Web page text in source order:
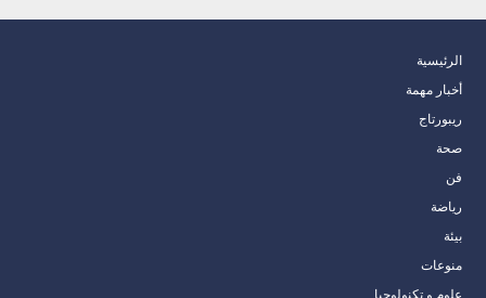
الرئيسية
أخبار مهمة
ريبورتاج
صحة
فن
رياضة
بيئة
منوعات